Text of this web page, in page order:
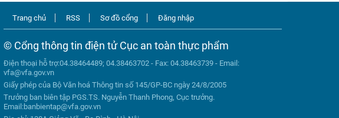
Trang chủ RSS Sơ đồ cổng Đăng nhập
© Cổng thông tin điện tử Cục an toàn thực phẩm
Điện thoại hỗ trợ:04.38464489; 04.38463702 - Fax: 04.38463739 - Email:
vfa@vfa.gov.vn
Giấy phép của Bộ Văn hoá Thông tin số 145/GP-BC ngày 24/8/2005
Trưởng ban biên tập PGS.TS. Nguyễn Thanh Phong, Cục trưởng.
Email:banbientap@vfa.gov.vn